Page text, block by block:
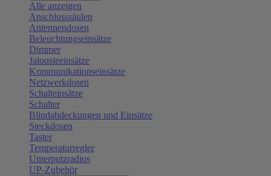
Alle anzeigen
Anschlusssäulen
Antennendosen
Beleuchtungseinsätze
Dimmer
Jalousieeinsätze
Kommunikationseinsätze
Netzwerkdosen
Schalteinsätze
Schalter
Blindabdeckungen und Einsätze
Steckdosen
Taster
Temperaturregler
Unterputzradios
UP-Zubehör